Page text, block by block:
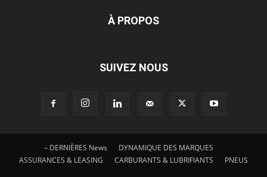
À PROPOS
SUIVEZ NOUS
– DERNIÈRES News
DYNAMIQUE DES MARQUES
ASSURANCES & LEASING
CARBURANTS & LUBRIFIANTS PNEUS